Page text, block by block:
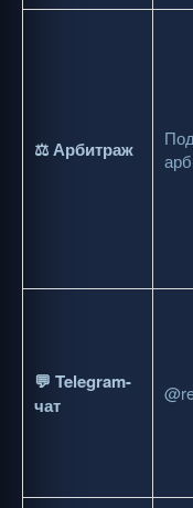
⚖️ Арбитраж
💬 Telegram-
чат